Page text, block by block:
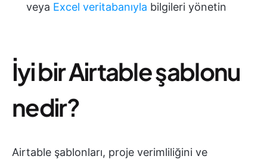
veya Excel veritabanıyla bilgileri yönetin
İyi bir Airtable şablonu
nedir?
Airtable şablonları, proje verimliliğini ve